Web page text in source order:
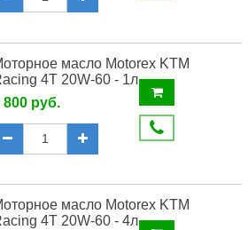
масло Motorex KTM
4T 20W-60 - 1л.
800 руб.
масло Motorex KTM
4T 20W-60 - 4л.